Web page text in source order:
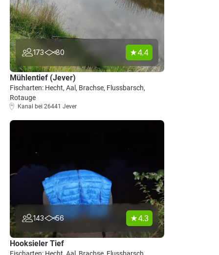
173 80 4.4
Mühlentief (Jever)
Fischarten: Hecht, Aal, Brachse, Flussbarsch,
Rotauge
Kanal bei 26441 Jever
143 56 4.3
Hooksieler Tief